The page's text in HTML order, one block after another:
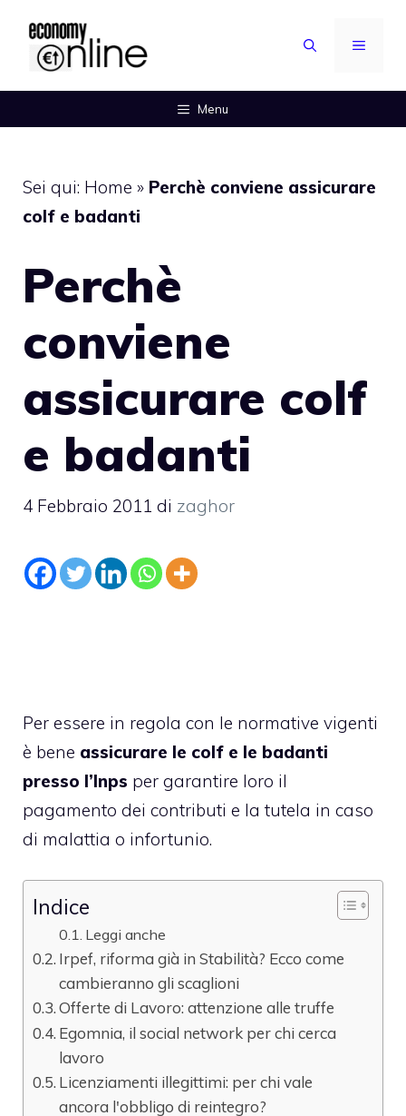
contenuto
MENU
Menu
Sei qui: Home » Perchè conviene assicurare
colf e badanti
Perchè
conviene
assicurare colf
e badanti
4 Febbraio 2011 di zaghor
Per essere in regola con le normative vigenti
è bene assicurare le colf e le badanti
presso l’Inps per garantire loro il
pagamento dei contributi e la tutela in caso
di malattia o infortunio.
Indice
Leggi anche
Irpef, riforma già in Stabilità? Ecco come
cambieranno gli scaglioni
Offerte di Lavoro: attenzione alle truffe
Egomnia, il social network per chi cerca
lavoro
Licenziamenti illegittimi: per chi vale
ancora l'obbligo di reintegro?